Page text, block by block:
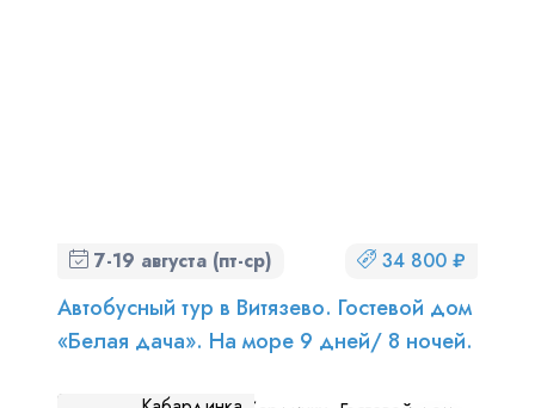
7-19 августа (пт-ср) 34 800 ₽
Автобусный тур в Витязево. Гостевой дом
«Белая дача». На море 9 дней/ 8 ночей.